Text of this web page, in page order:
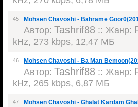
45 Mohsen Chavoshi - Bahrame
Автор: Tashrif88 :: Жанр:
kHz, 273 kbps, 12,47 МБ
46 Mohsen Chavoshi - Ba Man
Автор: Tashrif88 :: Жанр:
kHz, 265 kbps, 6,87 МБ
47 Mohsen Chavoshi - Ghalat Kardam